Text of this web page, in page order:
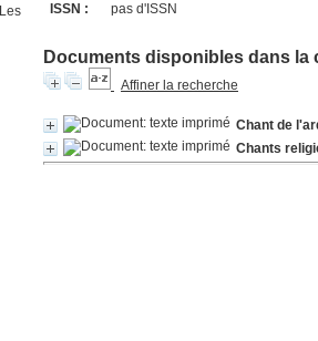
ISSN :
pas d'ISSN
Documents disponibles dans la
Affiner la recherche
Chant de
Chants